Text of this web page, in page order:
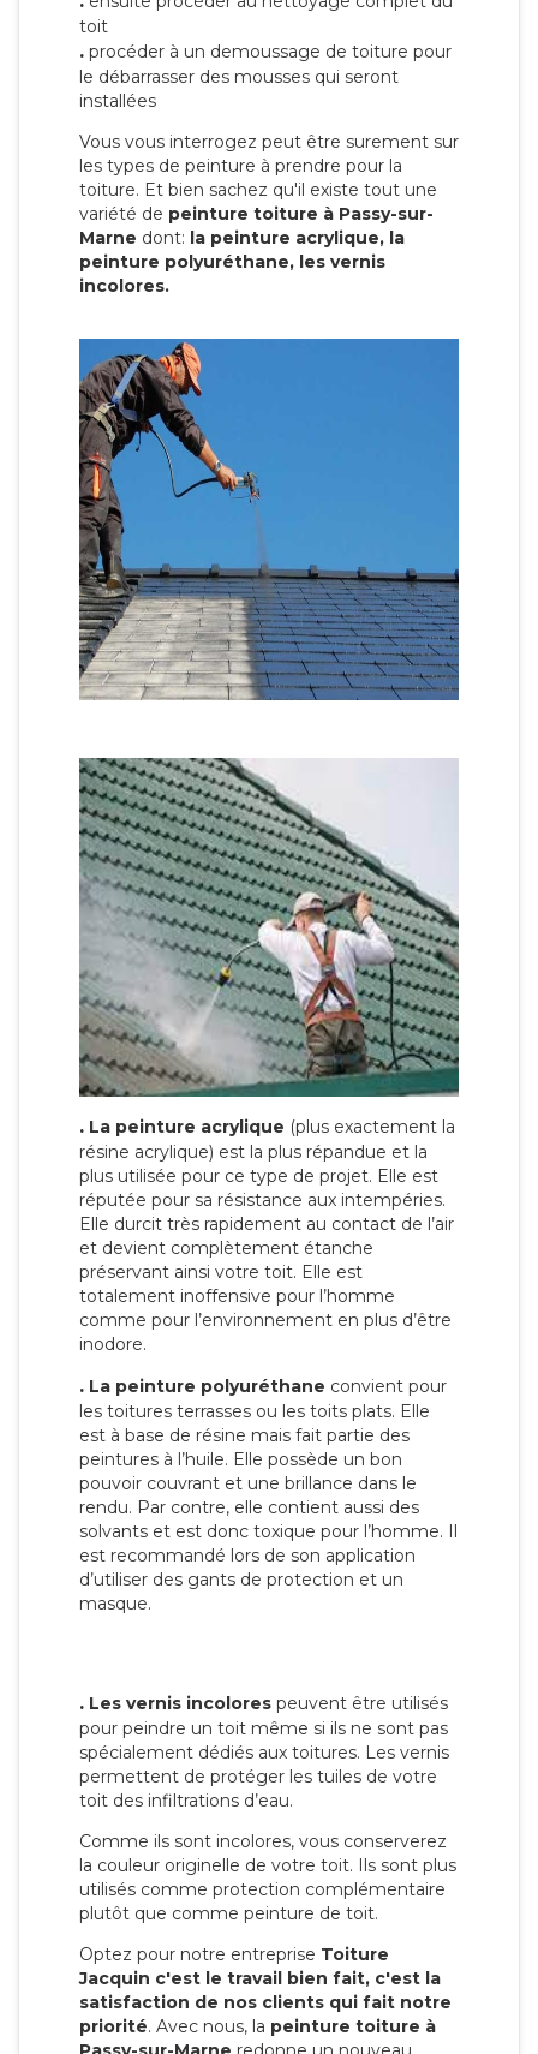
toit
. procéder à un demoussage de toiture pour
le débarrasser des mousses qui seront
installées
Vous vous interrogez peut être surement sur
les types de peinture à prendre pour la
toiture. Et bien sachez qu'il existe tout une
variété de peinture toiture à Passy-sur-
Marne dont: la peinture acrylique, la
peinture polyuréthane, les vernis
incolores.
. La peinture acrylique (plus exactement la
résine acrylique) est la plus répandue et la
plus utilisée pour ce type de projet. Elle est
réputée pour sa résistance aux intempéries.
Elle durcit très rapidement au contact de l’air
et devient complètement étanche
préservant ainsi votre toit. Elle est
totalement inoffensive pour l’homme
comme pour l’environnement en plus d’être
inodore.
. La peinture polyuréthane convient pour
les toitures terrasses ou les toits plats. Elle
est à base de résine mais fait partie des
peintures à l’huile. Elle possède un bon
pouvoir couvrant et une brillance dans le
rendu. Par contre, elle contient aussi des
solvants et est donc toxique pour l’homme. Il
est recommandé lors de son application
d’utiliser des gants de protection et un
masque.
. Les vernis incolores peuvent être utilisés
pour peindre un toit même si ils ne sont pas
spécialement dédiés aux toitures. Les vernis
permettent de protéger les tuiles de votre
toit des infiltrations d’eau.
Comme ils sont incolores, vous conserverez
la couleur originelle de votre toit. Ils sont plus
utilisés comme protection complémentaire
plutôt que comme peinture de toit.
Optez pour notre entreprise Toiture
Jacquin c'est le travail bien fait, c'est la
satisfaction de nos clients qui fait notre
priorité. Avec nous, la peinture toiture à